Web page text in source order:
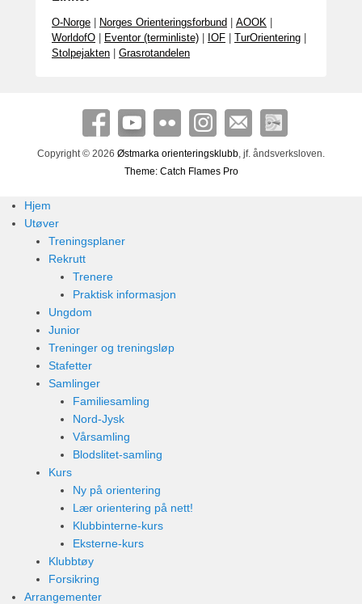
O-Norge Norges Orienteringsforbund AOOK
WorldofO
Eventor (terminliste) IOF TurOrientering
Stolpejakten
Grasrotandelen
Copyright © 2026 Østmarka orienteringsklubb, jf. åndsverksloven.
Theme: Catch Flames Pro
Hjem
Utøver
Treningsplaner
Rekrutt
Trenere
Praktisk informasjon
Ungdom
Junior
Treninger og treningsløp
Stafetter
Samlinger
Familiesamling
Nord-Jysk
Vårsamling
Blodslitet-samling
Kurs
Ny på orientering
Lær orientering på nett!
Klubbinterne-kurs
Eksterne-kurs
Klubbtøy
Forsikring
Arrangementer